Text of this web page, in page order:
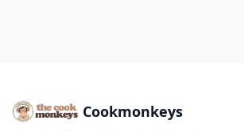
Cookmonkeys